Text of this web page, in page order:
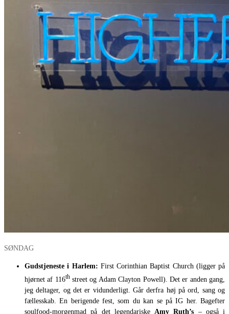
SØNDAG
Gudstjeneste i Harlem: First Corinthian Baptist Church (ligger på
hjørnet af 116thstreet og Adam Clayton Powell). Det er anden gang,
jeg deltager, og det er vidunderligt. Går derfra høj på ord, sang og
fællesskab. En berigende fest, som du kan se på IG her. Bagefter
soulfood-morgenmad på det legendariske Amy Ruth’s – også i